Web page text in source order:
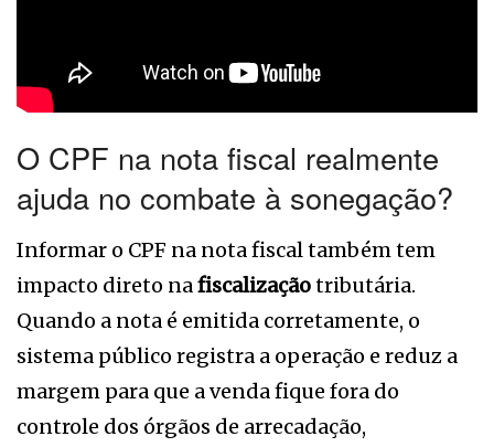
O CPF na nota fiscal realmente
ajuda no combate à sonegação?
Informar o CPF na nota fiscal também tem
impacto direto nafiscalizaçãotributária.
Quando a nota é emitida corretamente, o
sistema público registra a operação e reduz a
margem para que a venda fique fora do
controle dos órgãos de arrecadação,